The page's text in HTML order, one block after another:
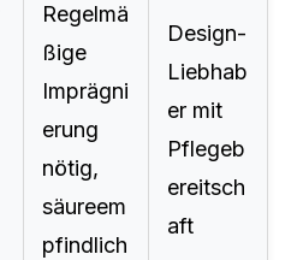
Regelmä
ßige
Imprägni
erung
nötig,
säureem
pfindlich
Design-
Liebhab
er mit
Pflegeb
ereitsch
aft